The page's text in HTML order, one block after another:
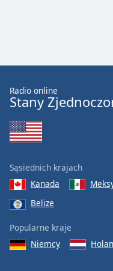
Caption
Background
Color
Opacity
Font
Size
Text
Edge
Style
Radio online
Stany
Sąsiednich krajach
Kanada
Belize
Popularne kraje
Niemcy